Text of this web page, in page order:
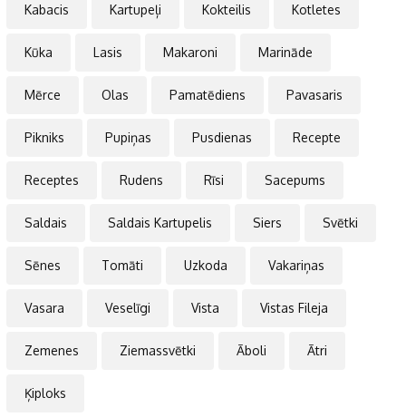
Kabacis Kartupeļi Kokteilis Kotletes
Kūka Lasis Makaroni Marināde
Mērce Olas Pamatēdiens Pavasaris
Pikniks Pupiņas Pusdienas Recepte
Receptes Rudens Rīsi Sacepums
Saldais Saldais Kartupelis Siers Svētki
Sēnes Tomāti Uzkoda Vakariņas
Vasara Veselīgi Vista Vistas Fileja
Zemenes Ziemassvētki Āboli Ātri
Ķiploks